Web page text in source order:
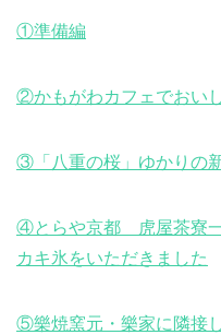
①準備編
②かもがわカフェでおい
③「八重の桜」ゆかりの
④とらや京都 虎屋茶寮一
カキ氷をいただきました
⑤樂焼窯元・樂家に隣接